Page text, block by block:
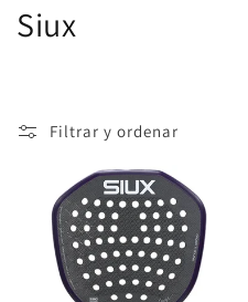
C
e
Siux
Filtrar y ordenar